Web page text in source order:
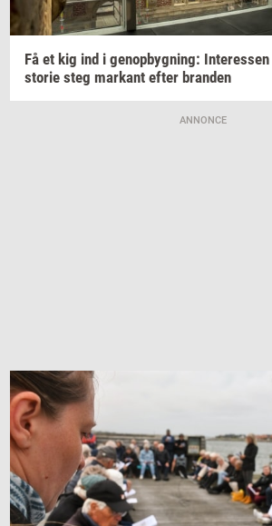
Få et kig ind i genop­byg­ning: In­ter­es­sen
sto­rie steg mar­kant efter bran­den
ANNONCE